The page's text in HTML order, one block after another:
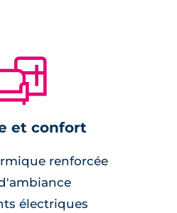
et confort
renforcée
électriques